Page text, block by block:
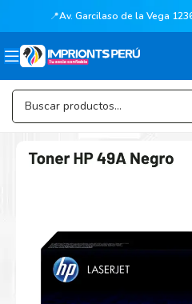
📍Av. Garcilaso de la Vega